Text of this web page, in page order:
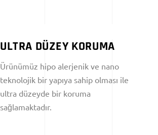
ULTRA DÜZEY KORUMA
Ürünümüz hipo alerjenik ve nano
teknolojik bir yapıya sahip olması ile
ultra düzeyde bir koruma
sağlamaktadır.